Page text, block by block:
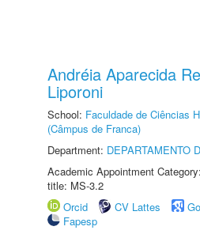
Andréia Aparecida
Liporoni
School: Faculdade de Ciências
(Câmpus de Franca)
Department: DEPARTAMENTO
Academic Appointment
title: MS-3.2
Orcid
CV Lattes
Fapesp